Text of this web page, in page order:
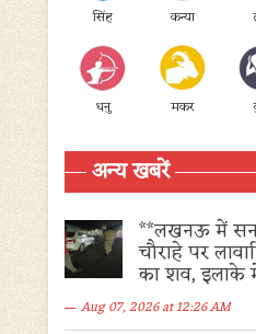
सिंह कन्या
धनु मकर
अन्य खबरें
**लखनऊ में
चौराहे पर
का शव, इलाके
Aug 07, 2026 at 12:26 AM